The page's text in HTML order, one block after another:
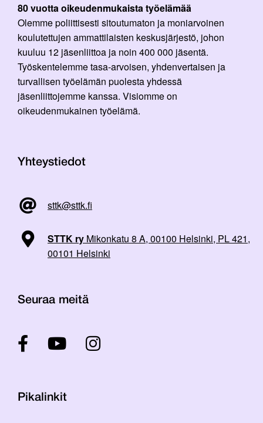
80 vuotta oikeudenmukaista työelämää
Olemme poliittisesti sitoutumaton ja moniarvoinen
koulutettujen ammattilaisten keskusjärjestö, johon
kuuluu 12 jäsenliittoa ja noin 400 000 jäsentä.
Työskentelemme tasa-arvoisen, yhdenvertaisen ja
turvallisen työelämän puolesta yhdessä
jäsenliittojemme kanssa. Visiomme on
oikeudenmukainen työelämä.
Yhteystiedot
sttk@sttk.fi
STTK ry Mikonkatu 8 A, 00100 Helsinki, PL 421,
00101 Helsinki
Seuraa meitä
Pikalinkit